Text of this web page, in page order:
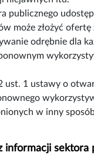
publicznego
może złożyć
odrębnie dla
ust. 1 ustawy o
w inny
informacji